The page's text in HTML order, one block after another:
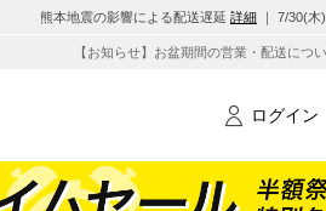
熊本地震の影響による配送遅延 詳細 ｜ 7/30(
【お知らせ】お盆期間の営業・配送につ
ログイン